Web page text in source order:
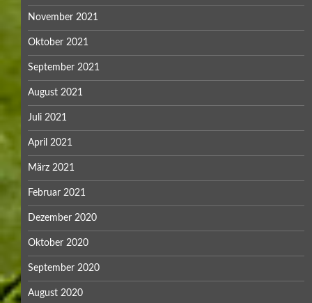
November 2021
Oktober 2021
September 2021
August 2021
Juli 2021
April 2021
März 2021
Februar 2021
Dezember 2020
Oktober 2020
September 2020
August 2020